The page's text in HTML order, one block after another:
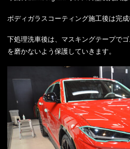
ボディガラスコーティング施工後は完成
下処理洗車後は、マスキングテープで
を磨かないよう保護していきます。